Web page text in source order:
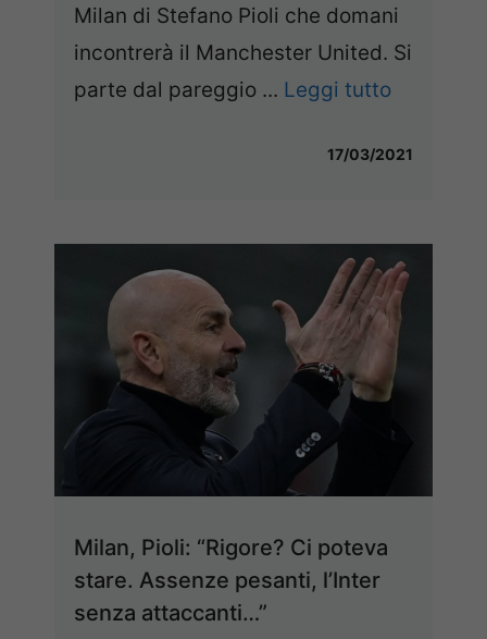
Milan di Stefano Pioli che domani
incontrerà il Manchester United. Si
parte dal pareggio ... Leggi tutto
17/03/2021
Milan, Pioli: “Rigore? Ci poteva
stare. Assenze pesanti, l’Inter
senza attaccanti…”